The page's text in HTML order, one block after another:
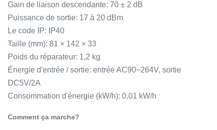
Gain de liaison descendante: 70 ± 2 dB
Puissance de sortie: 17 à 20 dBm
Le code IP: IP40
Taille (mm): 81 × 142 × 33
Poids du réparateur: 1,2 kg
Énergie d'entrée / sortie: entrée AC90~264V, sortie
DC5V/2A
Consommation d'énergie (kW/h): 0,01 kW/h
Comment ça marche?